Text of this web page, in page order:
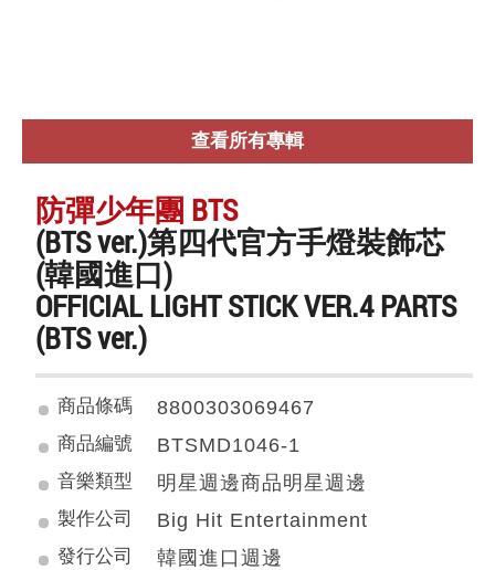
查看所有專輯
防彈少年團 BTS
(BTS ver.)第四代官方手燈裝飾芯
(韓國進口)
OFFICIAL LIGHT STICK VER.4 PARTS
(BTS ver.)
商品條碼 8800303069467
商品編號 BTSMD1046-1
音樂類型 明星週邊商品明星週邊
製作公司 Big Hit Entertainment
發行公司 韓國進口週邊